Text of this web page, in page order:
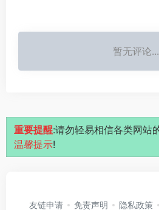
暂无评论...
重要提醒:请勿轻易相信各类网站
温馨提示!
友链申请 免责声明 隐私政策